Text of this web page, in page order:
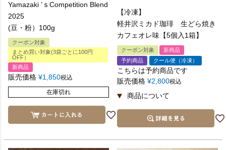
Yamazaki ’ｓCompetition Blend
2025
(豆・粉）100g
クーポン対象
まとめ買い対象(3袋ごとに100円
OFF）
新商品
販売価格 ¥1,850税込
在庫切れ
【冷凍】
軽井沢ミカド珈琲 生どら焼き
カフェオレ味【5個入1箱】
クーポン対象
新商品
予約商品
クール便（冷凍）
こちらは予約商品です
販売価格 ¥2,800税込